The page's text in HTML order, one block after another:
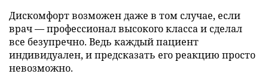
Дискомфорт возможен даже в том случае, если
врач — профессионал высокого класса и сделал
все безупречно. Ведь каждый пациент
индивидуален, и предсказать его реакцию просто
невозможно.